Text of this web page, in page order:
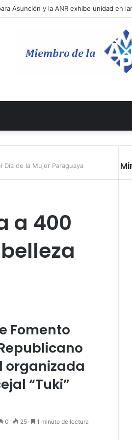
Asunción y la ANR exhibe unidad en
de la Mujer Paraguaya
a 400
Fomento
organizada
“Tuki”
0 25 1 minuto de lectura